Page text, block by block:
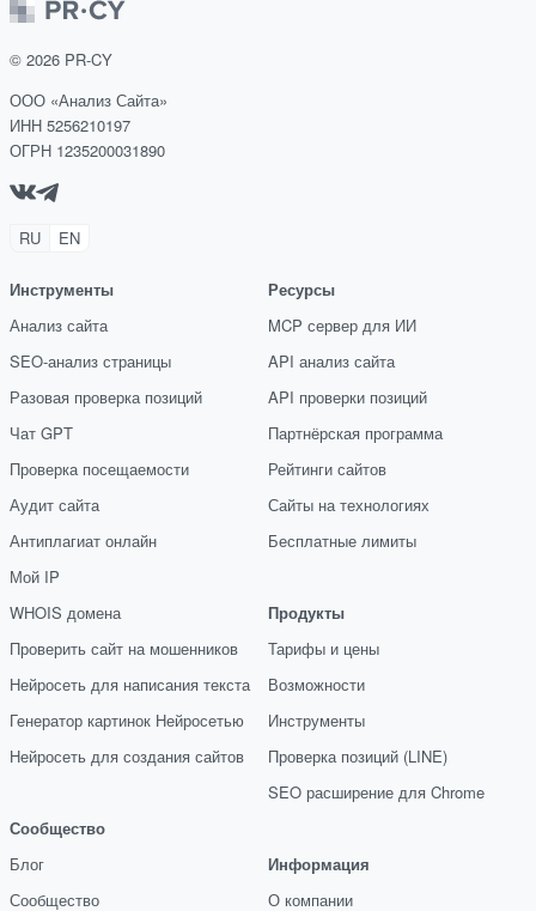
© 2026 PR-CY
ООО «Анализ Сайта»
ИНН 5256210197
ОГРН 1235200031890
RU EN
Инструменты
Анализ сайта
SEO-анализ страницы
Разовая проверка позиций
Чат GPT
Проверка посещаемости
Аудит сайта
Антиплагиат онлайн
Мой IP
WHOIS домена
Проверить сайт на мошенников
Нейросеть для написания текста
Генератор картинок Нейросетью
Нейросеть для создания сайтов
Сообщество
Блог
Сообщество
Ресурсы
MCP сервер для ИИ
API анализ сайта
API проверки позиций
Партнёрская программа
Рейтинги сайтов
Сайты на технологиях
Бесплатные лимиты
Продукты
Тарифы и цены
Возможности
Инструменты
Проверка позиций (LINE)
SEO расширение для Chrome
Информация
О компании